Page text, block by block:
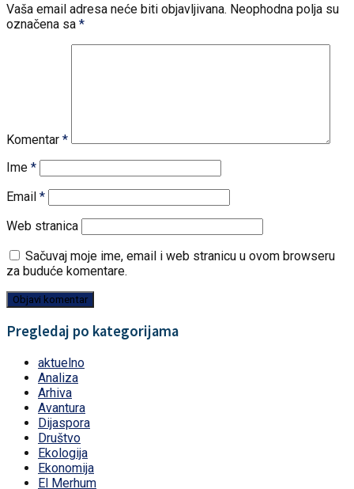
Vaša email adresa neće biti objavljivana. Neophodna polja su
označena sa *
Komentar *
Ime *
Email *
Web stranica
Sačuvaj moje ime, email i web stranicu u ovom browseru
za buduće komentare.
Pregledaj po kategorijama
aktuelno
Analiza
Arhiva
Avantura
Dijaspora
Društvo
Ekologija
Ekonomija
El Merhum